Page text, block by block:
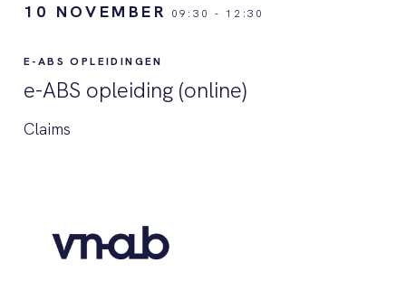
10 NOVEMBER 09:30 - 12:30
E-ABS OPLEIDINGEN
e-ABS opleiding (online)
Claims